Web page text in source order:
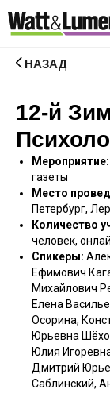
НАЗАД
12-й
Мероприятие:
газеты
Место
Петербург,
Количество
человек,
Спикеры:
Ефимович
Михайлович
Елена
Осорина,
Юрьевна
Юлия
Дмитрий
Саблинский,